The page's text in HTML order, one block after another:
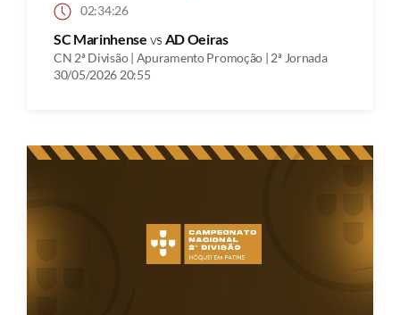
02:34:26
SC Marinhense vs AD Oeiras
CN 2ª Divisão | Apuramento Promoção | 2ª Jornada
30/05/2026 20:55